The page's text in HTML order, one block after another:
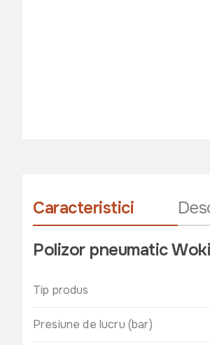
Caracteristici
Polizor pneumatic
Tip produs
Presiune de lucru (bar)